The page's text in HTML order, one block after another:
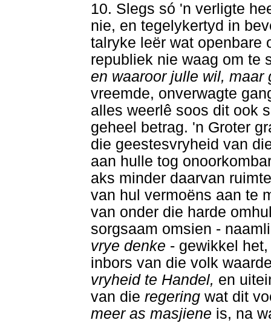
10. Slegs só 'n verligte
nie, en tegelykertyd in
talryke leër wat openbare
republiek nie waag om te
en waaroor julle wil,
vreemde, onverwagte
alles weerlê soos dit ook
geheel betrag. 'n Groter
die geestesvryheid van
aan hulle tog
aks minder daarvan
van hul vermoëns aan te
van onder die harde
sorgsaam omsien -
vrye denke - gewikkel
inbors van die volk
vryheid te Handel, en
van die regering wat dit
meer as masjiene is, na